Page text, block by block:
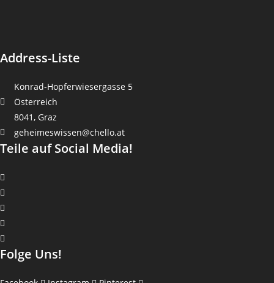
Address-Liste
Konrad-Hopferwiesergasse 5
Österreich
8041, Graz
geheimeswissen@chello.at
Teile auf Social Media!
Folge Uns!